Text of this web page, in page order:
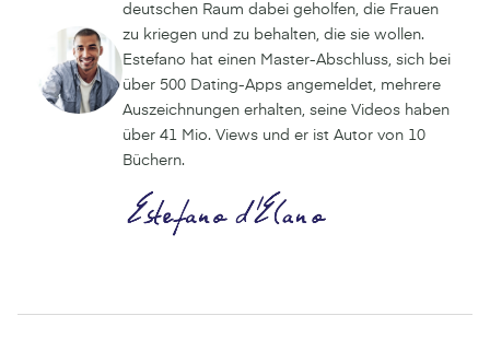
deutschen Raum dabei geholfen, die Frauen
zu kriegen und zu behalten, die sie wollen.
Estefano hat einen Master-Abschluss, sich bei
über 500 Dating-Apps angemeldet, mehrere
Auszeichnungen erhalten, seine Videos haben
über 41 Mio. Views und er ist Autor von 10
Büchern.